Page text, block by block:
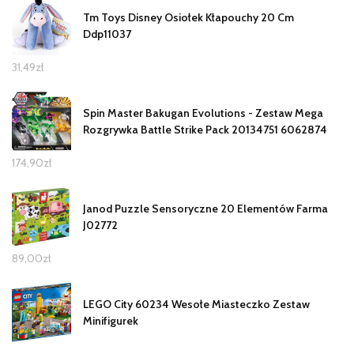
Tm Toys Disney Osiołek Kłapouchy 20 Cm
Ddp11037
31,49zł
Spin Master Bakugan Evolutions - Zestaw Mega
Rozgrywka Battle Strike Pack 20134751 6062874
174,90zł
Janod Puzzle Sensoryczne 20 Elementów Farma
J02772
89,00zł
LEGO City 60234 Wesołe Miasteczko Zestaw
Minifigurek